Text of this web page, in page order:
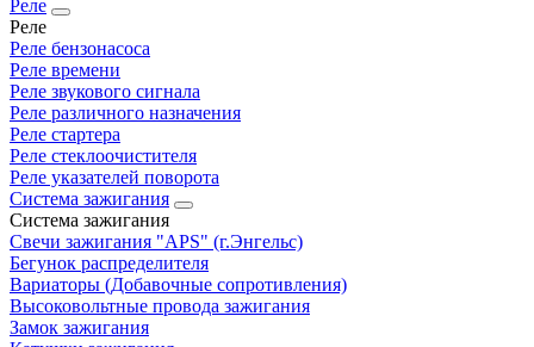
Реле
Реле
Реле бензонасоса
Реле времени
Реле звукового сигнала
Реле различного назначения
Реле стартера
Реле стеклоочистителя
Реле указателей поворота
Система зажигания
Система зажигания
Свечи зажигания "APS" (г.Энгельс)
Бегунок распределителя
Вариаторы (Добавочные сопротивления)
Высоковольтные провода зажигания
Замок зажигания